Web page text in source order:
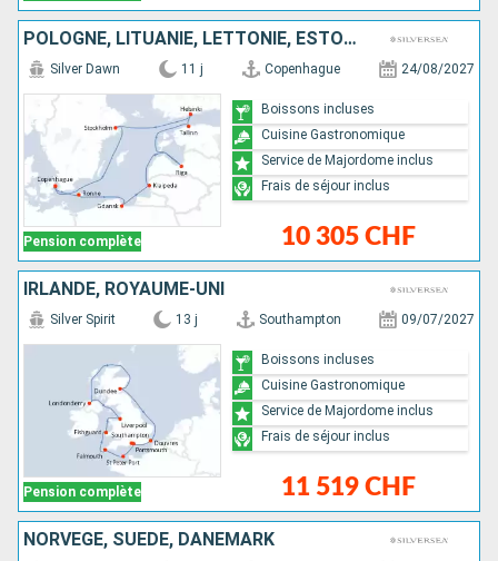
POLOGNE, LITUANIE, LETTONIE, ESTONIE, FINLANDE, SUÈDE, DANEMARK
Pension complète
Silver Dawn 11 j Copenhague 24/08/2027
10 305 CHF
Boissons incluses
Cuisine Gastronomique
Service de Majordome inclus
Frais de séjour inclus
IRLANDE, ROYAUME-UNI
Pension complète
Silver Spirit 13 j Southampton 09/07/2027
11 519 CHF
Boissons incluses
Cuisine Gastronomique
Service de Majordome inclus
Frais de séjour inclus
NORVÈGE, SUÈDE, DANEMARK